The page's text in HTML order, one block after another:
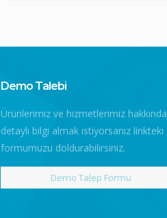
Demo Talebi
Ürünlerimiz ve hizmetlerimiz hakkında
detaylı bilgi almak istiyorsanız linkteki
formumuzu doldurabilirsiniz.
Demo Talep Formu